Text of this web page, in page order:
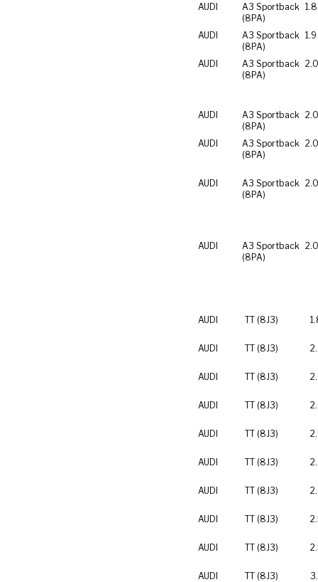
AUDI
A3 Sportback
(8PA)
AUDI
A3 Sportback
(8PA)
AUDI
A3 Sportback
(8PA)
AUDI
A3 Sportback
(8PA)
AUDI
A3 Sportback
(8PA)
AUDI
A3 Sportback
(8PA)
AUDI
A3 Sportback
(8PA)
AUDI TT (8J3)
AUDI TT (8J3)
AUDI TT (8J3)
AUDI TT (8J3)
AUDI TT (8J3)
AUDI TT (8J3)
AUDI TT (8J3)
AUDI TT (8J3)
AUDI TT (8J3)
AUDI TT (8J3)